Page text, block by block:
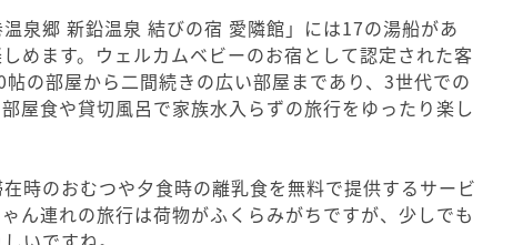
泉郷 新鉛温泉 結びの宿 愛隣館」には17の湯船があ
めます。ウェルカムベビーのお宿として認定された客
の部屋から二間続きの広い部屋まであり、3世代での
屋食や貸切風呂で家族水入らずの旅行をゆったり楽し
時のおむつや夕食時の離乳食を無料で提供するサービ
ん連れの旅行は荷物がふくらみがちですが、少しでも